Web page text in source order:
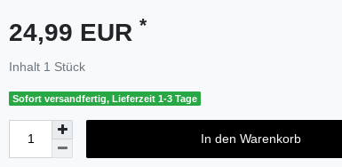
24,99 EUR *
Inhalt 1 Stück
Sofort versandfertig, Lieferzeit 1-3 Tage
In den Warenkorb